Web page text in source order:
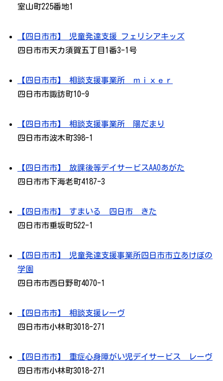
室山町225番地1
【四日市市】 児童発達支援 フェリシアキッズ
四日市市天カ須賀五丁目1番3-1号
【四日市市】 相談支援事業所 ｍｉｘｅｒ
四日市市諏訪町10-9
【四日市市】 相談支援事業所 陽だまり
四日市市波木町398-1
【四日市市】 放課後等デイサービスAAOあがた
四日市市下海老町4187-3
【四日市市】 すまいる 四日市 きた
四日市市垂坂町522-1
【四日市市】 児童発達支援事業所四日市市立あけぼの
学園
四日市市西日野町4070-1
【四日市市】 相談支援レーヴ
四日市市小林町3018-271
【四日市市】 重症心身障がい児デイサービス レーヴ
四日市市小林町3018-271